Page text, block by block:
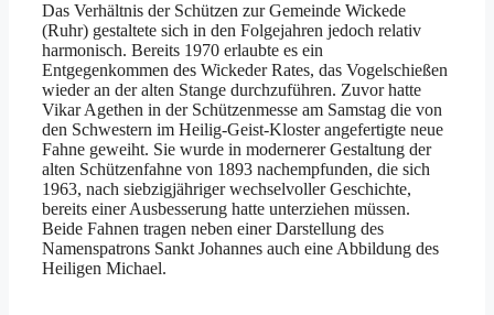
Das Verhältnis der Schützen zur Gemeinde Wickede
(Ruhr) gestaltete sich in den Folgejahren jedoch relativ
harmonisch. Bereits 1970 erlaubte es ein
Entgegenkommen des Wickeder Rates, das Vogelschießen
wieder an der alten Stange durchzuführen. Zuvor hatte
Vikar Agethen in der Schützenmesse am Samstag die von
den Schwestern im Heilig-Geist-Kloster angefertigte neue
Fahne geweiht. Sie wurde in modernerer Gestaltung der
alten Schützenfahne von 1893 nachempfunden, die sich
1963, nach siebzigjähriger wechselvoller Geschichte,
bereits einer Ausbesserung hatte unterziehen müssen.
Beide Fahnen tragen neben einer Darstellung des
Namenspatrons Sankt Johannes auch eine Abbildung des
Heiligen Michael.